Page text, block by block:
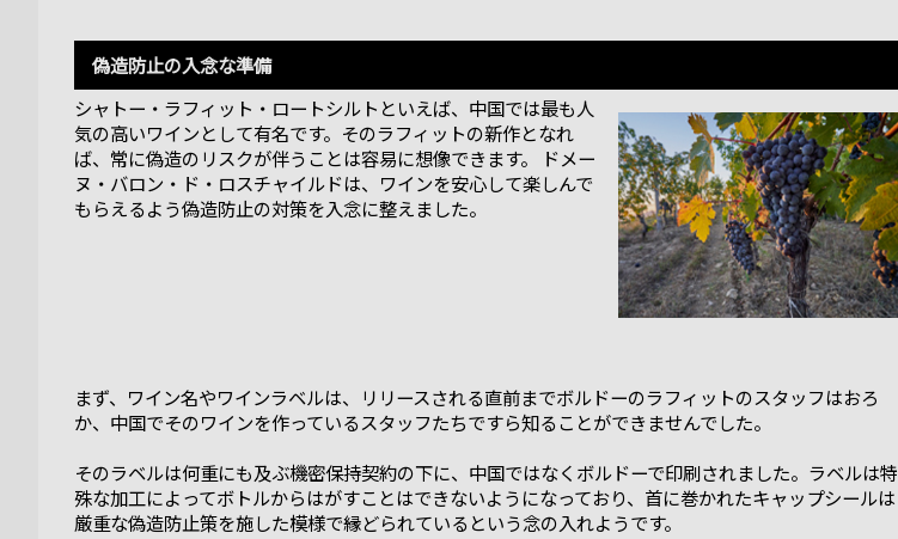
偽造防止の入念な準備
シャトー・ラフィット・ロートシルトといえば、中国では最も人
気の高いワインとして有名です。そのラフィットの新作となれ
ば、常に偽造のリスクが伴うことは容易に想像できます。 ドメー
ヌ・バロン・ド・ロスチャイルドは、ワインを安心して楽しんで
もらえるよう偽造防止の対策を入念に整えました。
まず、ワイン名やワインラベルは、リリースされる直前までボルドーのラフィットのスタッフはおろ
か、中国でそのワインを作っているスタッフたちですら知ることができませんでした。
そのラベルは何重にも及ぶ機密保持契約の下に、中国ではなくボルドーで印刷されました。ラベルは特
殊な加工によってボトルからはがすことはできないようになっており、首に巻かれたキャップシールは
厳重な偽造防止策を施した模様で縁どられているという念の入れようです。